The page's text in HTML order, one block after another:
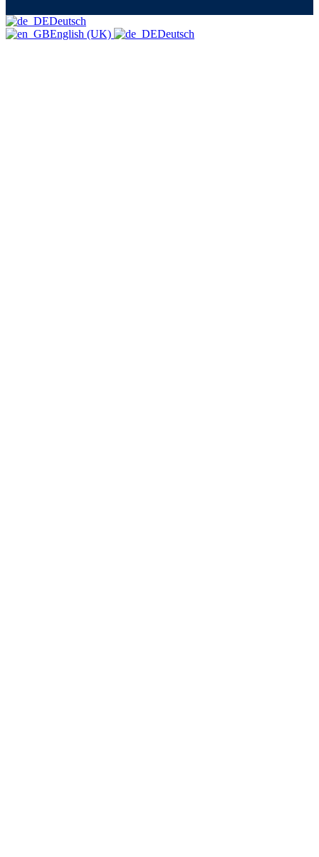
Deutsch
English (UK)
Deutsch